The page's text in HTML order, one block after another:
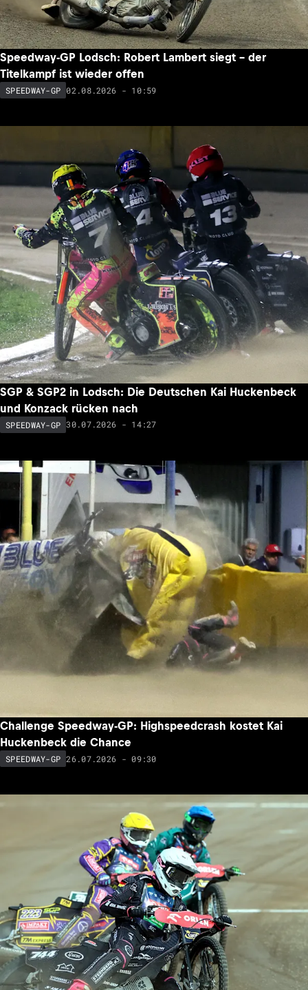
Speedway-GP Lodsch: Robert Lambert siegt – der
Titelkampf ist wieder offen
SPEEDWAY-GP 02.08.2026 - 10:59
SGP & SGP2 in Lodsch: Die Deutschen Kai Huckenbeck
und Konzack rücken nach
SPEEDWAY-GP 30.07.2026 - 14:27
Challenge Speedway-GP: Highspeedcrash kostet Kai
Huckenbeck die Chance
SPEEDWAY-GP 26.07.2026 - 09:30